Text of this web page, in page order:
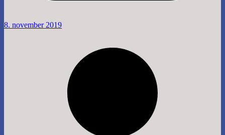
8. november 2019